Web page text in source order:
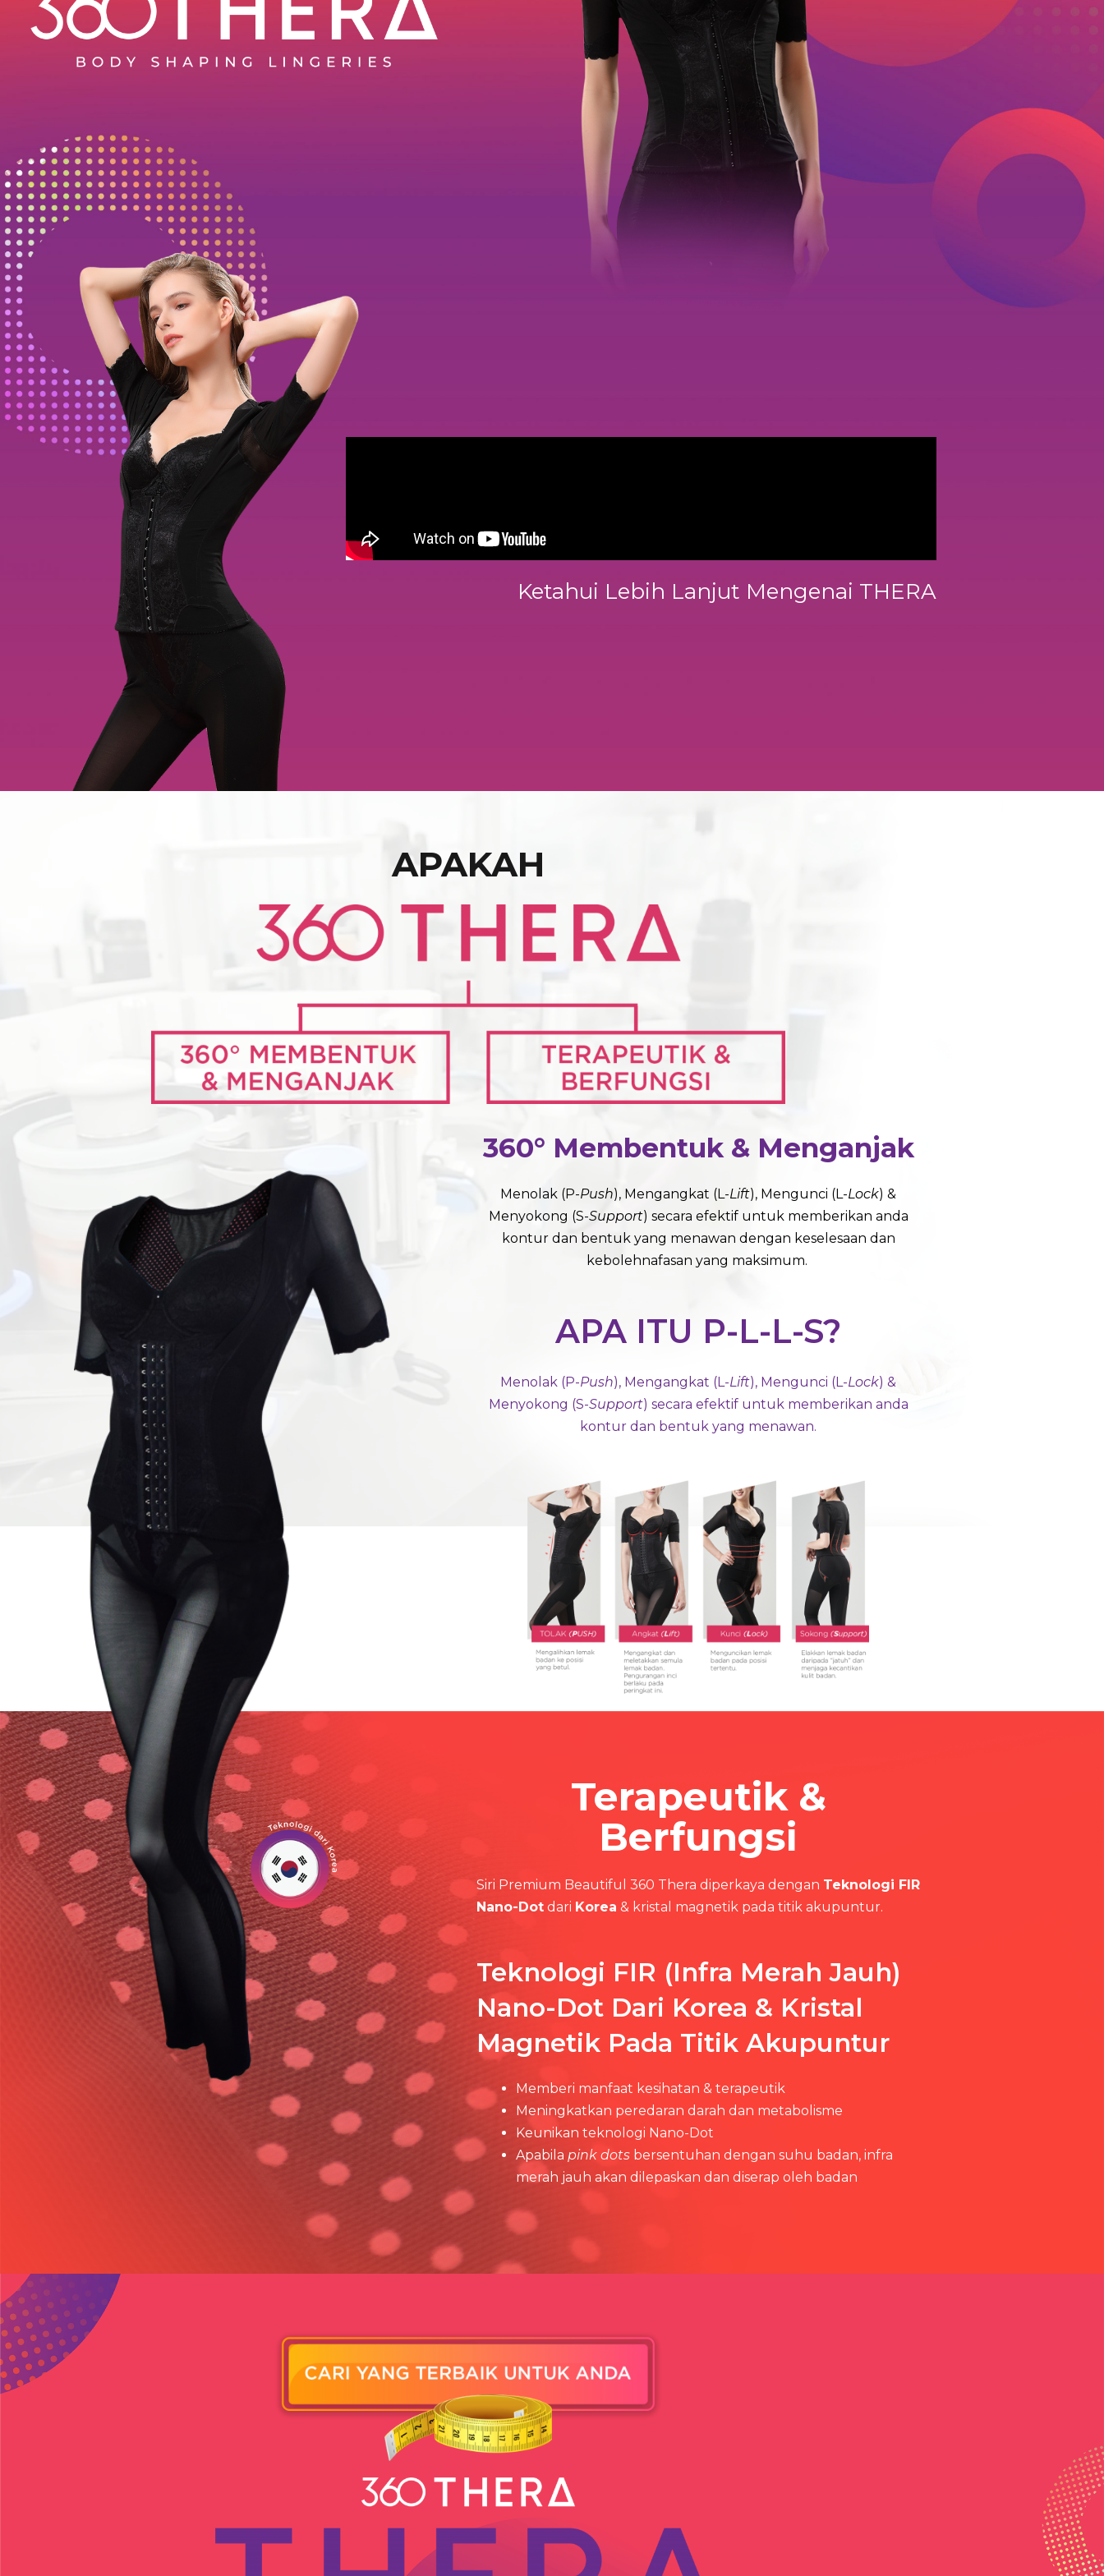
Ketahui Lebih Lanjut Mengenai THERA
APAKAH
360° Membentuk & Menganjak
Menolak (P-Push), Mengangkat (L-Lift), Mengunci (L-Lock) &
Menyokong (S-Support) secara efektif untuk memberikan anda
kontur dan bentuk yang menawan dengan keselesaan dan
kebolehnafasan yang maksimum.
APA ITU P-L-L-S?
Menolak (P-Push), Mengangkat (L-Lift), Mengunci (L-Lock) &
Menyokong (S-Support) secara efektif untuk memberikan anda
kontur dan bentuk yang menawan.
Terapeutik &
Berfungsi
Siri Premium Beautiful 360 Thera diperkaya dengan Teknologi FIR
Nano-Dot dari Korea & kristal magnetik pada titik akupuntur.
Teknologi FIR (Infra Merah Jauh)
Nano-Dot Dari Korea & Kristal
Magnetik Pada Titik Akupuntur
Memberi manfaat kesihatan & terapeutik
Meningkatkan peredaran darah dan metabolisme
Keunikan teknologi Nano-Dot
Apabila pink dots bersentuhan dengan suhu badan, infra
merah jauh akan dilepaskan dan diserap oleh badan